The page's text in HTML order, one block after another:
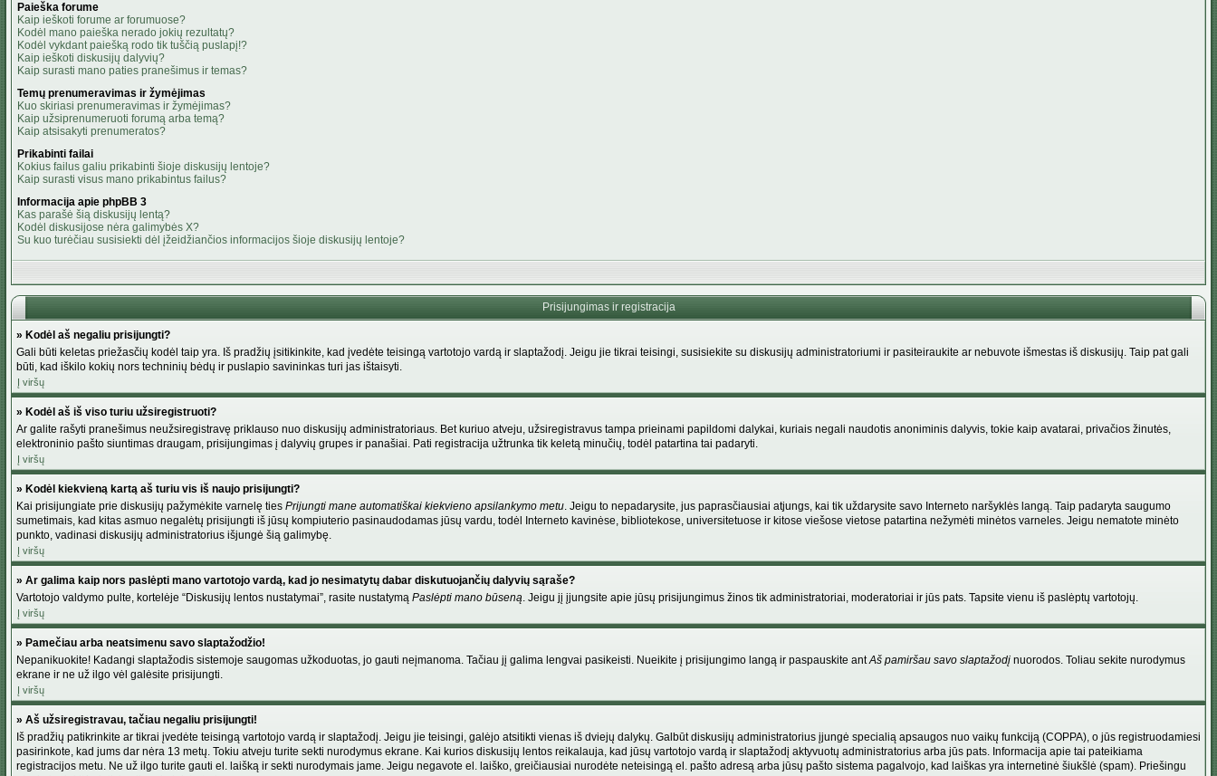
Paieška forume
Kaip ieškoti forume ar forumuose?
Kodėl mano paieška nerado jokių rezultatų?
Kodėl vykdant paiešką rodo tik tuščią puslapį!?
Kaip ieškoti diskusijų dalyvių?
Kaip surasti mano paties pranešimus ir temas?
Temų prenumeravimas ir žymėjimas
Kuo skiriasi prenumeravimas ir žymėjimas?
Kaip užsiprenumeruoti forumą arba temą?
Kaip atsisakyti prenumeratos?
Prikabinti failai
Kokius failus galiu prikabinti šioje diskusijų lentoje?
Kaip surasti visus mano prikabintus failus?
Informacija apie phpBB 3
Kas parašė šią diskusijų lentą?
Kodėl diskusijose nėra galimybės X?
Su kuo turėčiau susisiekti dėl įžeidžiančios informacijos šioje diskusijų lentoje?
Prisijungimas ir registracija
» Kodėl aš negaliu prisijungti?
Gali būti keletas priežasčių kodėl taip yra. Iš pradžių įsitikinkite, kad įvedėte teisingą vartotojo vardą ir slaptažodį. Jeigu jie tikrai teisingi, susisiekite su diskusijų administratoriumi ir pasiteiraukite ar nebuvote išmestas iš diskusijų. Taip pat gali
būti, kad iškilo kokių nors techninių bėdų ir puslapio savininkas turi jas ištaisyti.
Į viršų
» Kodėl aš iš viso turiu užsiregistruoti?
Ar galite rašyti pranešimus neužsiregistravę priklauso nuo diskusijų administratoriaus. Bet kuriuo atveju, užsiregistravus tampa prieinami papildomi dalykai, kuriais negali naudotis anoniminis dalyvis, tokie kaip avatarai, privačios žinutės,
elektroninio pašto siuntimas draugam, prisijungimas į dalyvių grupes ir panašiai. Pati registracija užtrunka tik keletą minučių, todėl patartina tai padaryti.
Į viršų
» Kodėl kiekvieną kartą aš turiu vis iš naujo prisijungti?
Kai prisijungiate prie diskusijų pažymėkite varnelę ties Prijungti mane automatiškai kiekvieno apsilankymo metu. Jeigu to nepadarysite, jus paprasčiausiai atjungs, kai tik uždarysite savo Interneto naršyklės langą. Taip padaryta saugumo
sumetimais, kad kitas asmuo negalėtų prisijungti iš jūsų kompiuterio pasinaudodamas jūsų vardu, todėl Interneto kavinėse, bibliotekose, universitetuose ir kitose viešose vietose patartina nežymėti minėtos varneles. Jeigu nematote minėto
punkto, vadinasi diskusijų administratorius išjungė šią galimybę.
Į viršų
» Ar galima kaip nors paslėpti mano vartotojo vardą, kad jo nesimatytų dabar diskutuojančių dalyvių sąraše?
Vartotojo valdymo pulte, kortelėje “Diskusijų lentos nustatymai”, rasite nustatymą Paslėpti mano būseną. Jeigu jį įjungsite apie jūsų prisijungimus žinos tik administratoriai, moderatoriai ir jūs pats. Tapsite vienu iš paslėptų vartotojų.
Į viršų
» Pamečiau arba neatsimenu savo slaptažodžio!
Nepanikuokite! Kadangi slaptažodis sistemoje saugomas užkoduotas, jo gauti neįmanoma. Tačiau jį galima lengvai pasikeisti. Nueikite į prisijungimo langą ir paspauskite antAš pamiršau savo slaptažodį nuorodos. Toliau sekite nurodymus
ekrane ir ne už ilgo vėl galėsite prisijungti.
Į viršų
» Aš užsiregistravau, tačiau negaliu prisijungti!
Iš pradžių patikrinkite ar tikrai įvedėte teisingą vartotojo vardą ir slaptažodį. Jeigu jie teisingi, galėjo atsitikti vienas iš dviejų dalykų. Galbūt diskusijų administratorius įjungė specialią apsaugos nuo vaikų funkciją (COPPA), o jūs registruodamiesi
pasirinkote, kad jums dar nėra 13 metų. Tokiu atveju turite sekti nurodymus ekrane. Kai kurios diskusijų lentos reikalauja, kad jūsų vartotojo vardą ir slaptažodį aktyvuotų administratorius arba jūs pats. Informacija apie tai pateikiama
registracijos metu. Ne už ilgo turite gauti el. laišką ir sekti nurodymais jame. Jeigu negavote el. laiško, greičiausiai nurodėte neteisingą el. pašto adresą arba jūsų pašto sistema pagalvojo, kad laiškas yra internetinė šiukšlė (spam). Priešingu